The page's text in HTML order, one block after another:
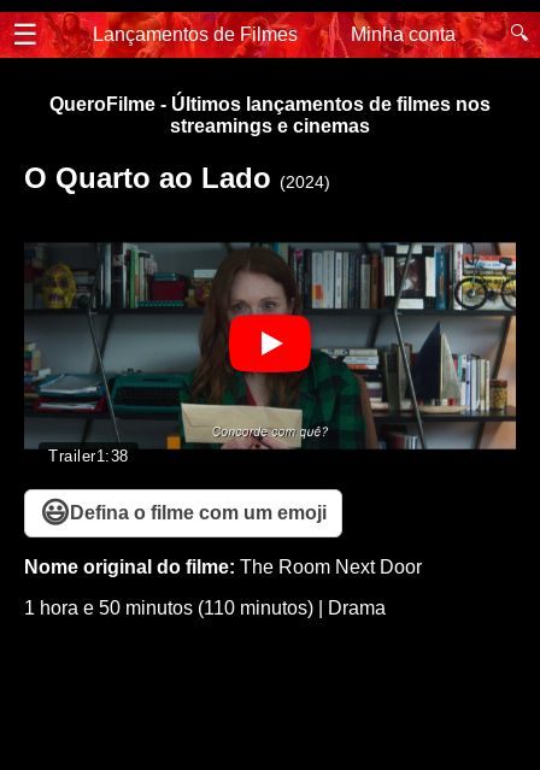
☰ Lançamentos de Filmes Minha conta 🔍
QueroFilme - Últimos lançamentos de filmes nos
streamings e cinemas
O Quarto ao Lado (2024)
Trailer1:38
😃 Defina o filme com um emoji
Nome original do filme: The Room Next Door
1 hora e 50 minutos (110 minutos)
Drama